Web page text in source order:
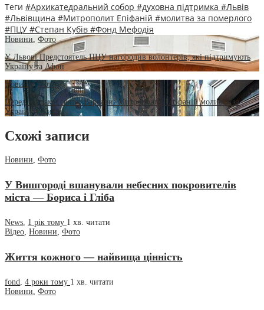
Теги #Архикатедральний собор #духовна підтримка #Львів
#Львівщина #Митрополит Епіфаній #молитва за померлого
#ПЦУ #Степан Кубів #Фонд Мефодія
Новини Фото
У Львові Предстоятель ПЦУ нагородив волонтерів, які підтримують
Україну та Афон
Новини,Фото
Перед мощами святої Варвари: Митрополит Епіфаній молився за
Україну у Києві
Схожі записи
Новини, Фото
У Вишгороді вшанували небесних покровителів
міста — Бориса і Гліба
News, 1 рік тому 1 хв. читати
Відео, Новини, Фото
Життя кожного — найвища цінність
fond, 4 роки тому 1 хв. читати
Новини, Фото